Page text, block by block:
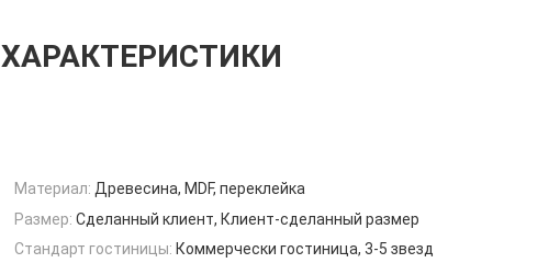
ХАРАКТЕРИСТИКИ
Материал: Древесина, MDF, переклейка
Размер: Сделанный клиент, Клиент-сделанный размер
Стандарт гостиницы: Коммерчески гостиница, 3-5 звезд